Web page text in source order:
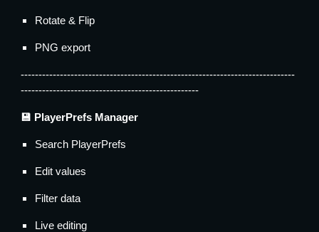
Rotate & Flip
PNG export
-----------------------------------------------------------------------------
--------------------------------------------------
💾 PlayerPrefs Manager
Search PlayerPrefs
Edit values
Filter data
Live editing